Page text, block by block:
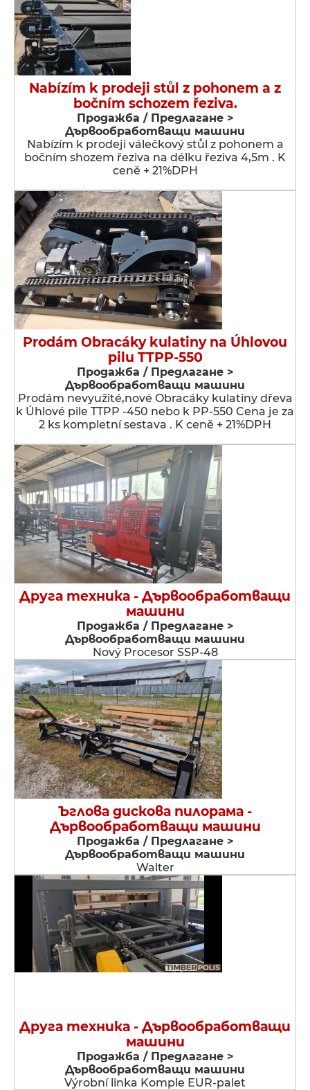
Nabízím k prodeji stůl z pohonem a z
bočním schozem řeziva.
Продажба / Предлагане >
Дървообработващи машини
Nabízím k prodeji válečkový stůl z pohonem a
bočním shozem řeziva na délku řeziva 4,5m . K
ceně + 21%DPH
Prodám Obracáky kulatiny na Úhlovou
pilu TTPP-550
Продажба / Предлагане >
Дървообработващи машини
Prodám nevyužité,nové Obracáky kulatiny dřeva
k Úhlové pile TTPP -450 nebo k PP-550 Cena je za
2 ks kompletní sestava . K ceně + 21%DPH
Друга техника - Дървообработващи
машини
Продажба / Предлагане >
Дървообработващи машини
Nový Procesor SSP-48
Ъглова дискова пилорама -
Дървообработващи машини
Продажба / Предлагане >
Дървообработващи машини
Walter
Друга техника - Дървообработващи
машини
Продажба / Предлагане >
Дървообработващи машини
Výrobní linka Komple EUR-palet